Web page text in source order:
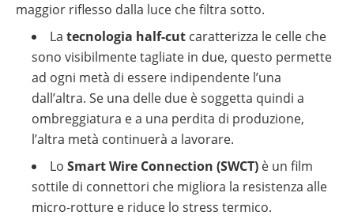
maggior riflesso dalla luce che filtra sotto.
La tecnologia half-cut caratterizza le celle che
sono visibilmente tagliate in due, questo permette
ad ogni metà di essere indipendente l’una
dall’altra. Se una delle due è soggetta quindi a
ombreggiatura e a una perdita di produzione,
l’altra metà continuerà a lavorare.
Lo Smart Wire Connection (SWCT) è un film
sottile di connettori che migliora la resistenza alle
micro-rotture e riduce lo stress termico.